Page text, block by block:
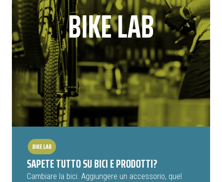
BIKE LAB
BIKE LAB
SAPETE TUTTO SU BICI E PRODOTTI?
Cambiare la bici. Aggiungere un accessorio, quel